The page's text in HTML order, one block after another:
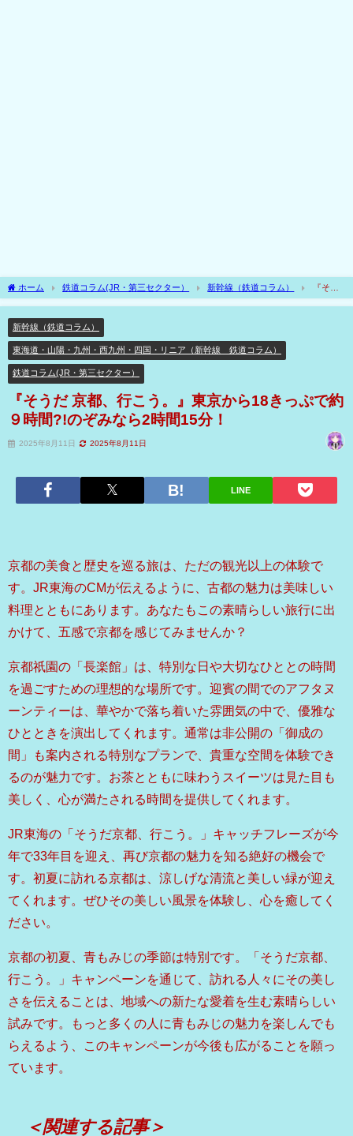
ホーム 鉄道コラム(JR・第三セクター） 新幹線（鉄道コラム）
『そう
だ 京都、行こう。』東京から18きっぷで約９時間?!のぞみなら2時間15分！
新幹線（鉄道コラム）
東海道・山陽・九州・西九州・四国・リニア（新幹線 鉄道コラム）
鉄道コラム(JR・第三セクター）
『そうだ 京都、行こう。』東京から18きっぷで約
９時間?!のぞみなら2時間15分！
2025年8月11日 2025年8月11日
LINE
京都の美食と歴史を巡る旅は、ただの観光以上の体験で
す。JR東海のCMが伝えるように、古都の魅力は美味しい
料理とともにあります。あなたもこの素晴らしい旅行に出
かけて、五感で京都を感じてみませんか？
京都祇園の「長楽館」は、特別な日や大切なひととの時間
を過ごすための理想的な場所です。迎賓の間でのアフタヌ
ーンティーは、華やかで落ち着いた雰囲気の中で、優雅な
ひとときを演出してくれます。通常は非公開の「御成の
間」も案内される特別なプランで、貴重な空間を体験でき
るのが魅力です。お茶とともに味わうスイーツは見た目も
美しく、心が満たされる時間を提供してくれます。
JR東海の「そうだ京都、行こう。」キャッチフレーズが今
年で33年目を迎え、再び京都の魅力を知る絶好の機会で
す。初夏に訪れる京都は、涼しげな清流と美しい緑が迎え
てくれます。ぜひその美しい風景を体験し、心を癒してく
ださい。
京都の初夏、青もみじの季節は特別です。「そうだ京都、
行こう。」キャンペーンを通じて、訪れる人々にその美し
さを伝えることは、地域への新たな愛着を生む素晴らしい
試みです。もっと多くの人に青もみじの魅力を楽しんでも
らえるよう、このキャンペーンが今後も広がることを願っ
ています。
＜関連する記事＞